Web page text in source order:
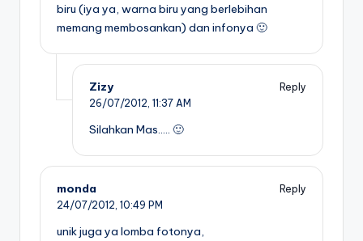
biru (iya ya, warna biru yang berlebihan
memang membosankan) dan infonya 🙂
Zizy
Reply
26/07/2012, 11:37 AM
Silahkan Mas….. 🙂
monda
Reply
24/07/2012, 10:49 PM
unik juga ya lomba fotonya,